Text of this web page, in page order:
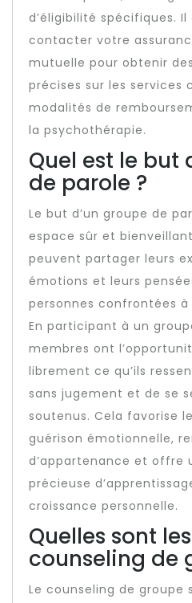
d’éligibilité spécifiques.
contacter votre
mutuelle pour obtenir
précises sur les services
modalités de
la psychothérapie.
Quel est le but
de parole ?
Le but d’un groupe de
espace sûr et
peuvent partager leurs
émotions et leurs
personnes confrontées à
En participant à un
membres ont
librement ce qu’ils
sans jugement et de se
soutenus. Cela favorise
guérison émotionnelle,
d’appartenance et offre
précieuse
croissance personnelle.
Quelles sont
counseling de
Le counseling de groupe